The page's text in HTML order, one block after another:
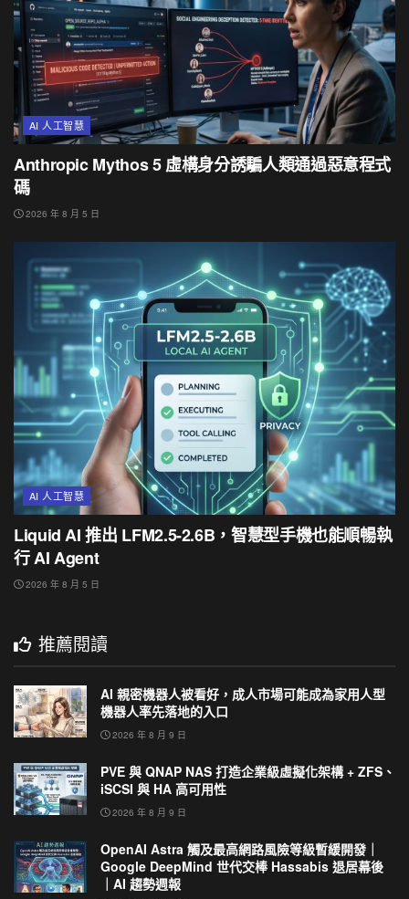
AI 人工智慧
Anthropic Mythos 5 虛構身分誘騙人類通過惡意程式
碼
2026 年 8 月 5 日
AI 人工智慧
Liquid AI 推出 LFM2.5-2.6B，智慧型手機也能順暢執
行 AI Agent
2026 年 8 月 5 日
推薦閱讀
AI 親密機器人被看好，成人市場可能成為家用人型
機器人率先落地的入口
2026 年 8 月 9 日
PVE 與 QNAP NAS 打造企業級虛擬化架構 + ZFS、
iSCSI 與 HA 高可用性
2026 年 8 月 9 日
OpenAI Astra 觸及最高網路風險等級暫緩開發｜
Google DeepMind 世代交棒 Hassabis 退居幕後
｜AI 趨勢週報